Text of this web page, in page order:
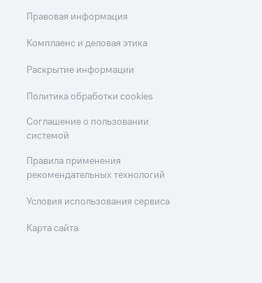
Правовая информация
Комплаенс и деловая этика
Раскрытие информации
Политика обработки cookies
Соглашение о пользовании
системой
Правила применения
рекомендательных технологий
Условия использования сервиса
Карта сайта